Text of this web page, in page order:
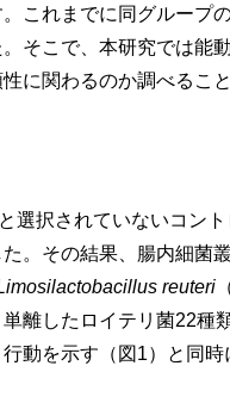
これまでに同グループ
そこで、本研究では能
に関わるのか調べること
択されていないコン
。その結果、腸内細菌
reuteri
離したロイテリ菌22種
動を示す（図1）と同